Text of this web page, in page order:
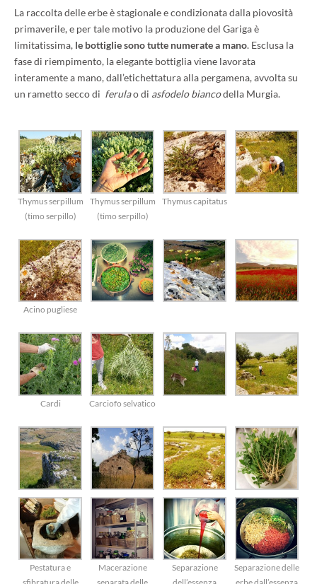
La raccolta delle erbe è stagionale e condizionata dalla piovosità
primaverile, e per tale motivo la produzione del Gariga è
limitatissima, le bottiglie sono tutte numerate a mano. Esclusa la
fase di riempimento, la elegante bottiglia viene lavorata
interamente a mano, dall’etichettatura alla pergamena, avvolta su
un rametto secco di ferulao di asfodelo biancodella Murgia.
Thymus serpillum
(timo serpillo)
Thymus serpillum
(timo serpillo)
Thymus capitatus
Acino pugliese
Cardi Carciofo selvatico
Pestatura e
Macerazione
Separazione
Separazione delle